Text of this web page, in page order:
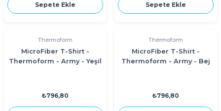
Sepete Ekle Sepete Ekle
Thermoform
MicroFiber T-Shirt -
Thermoform - Army - Yeşil
₺796,80
Thermoform
MicroFiber T-Shirt -
Thermoform - Army - Bej
₺796,80